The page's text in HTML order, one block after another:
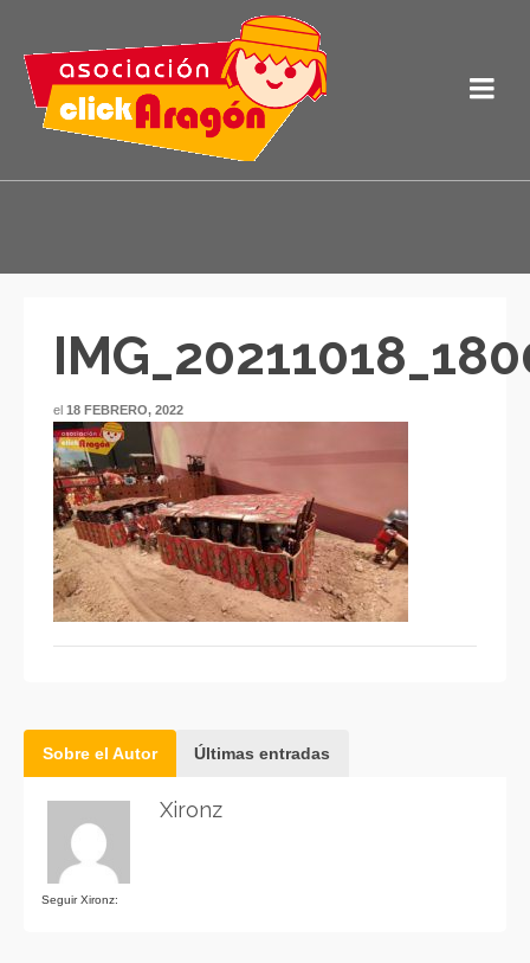
el 18 FEBRERO, 2022
Sobre el Autor Últimas entradas
Seguir Xironz:
Xironz